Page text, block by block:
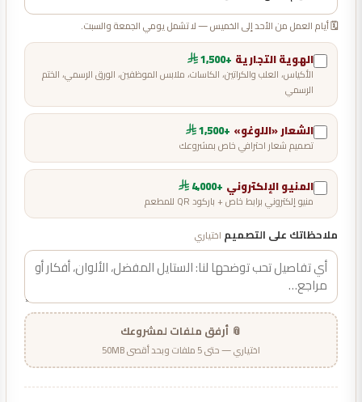
🗓️ أيام العمل من الأحد إلى الخميس — لا تشمل يومي الجمعة والسبت.
الهوية التجارية +1,500
الأكياس، العلب والكراتين، الكاسات، ملابس الموظفين، الورق الرسمي، الختم
الرسمي
الشعار «اللوغو» +1,500
تصميم شعار احترافي خاص بمشروعك
المنيو الإلكتروني +4,000
منيو إلكتروني برابط خاص + باركود QR للمطعم
ملاحظاتك على التصميم اختياري
📎 أرفق ملفات لمشروعك
اختياري — حتى 5 ملفات وبحد أقصى 50MB